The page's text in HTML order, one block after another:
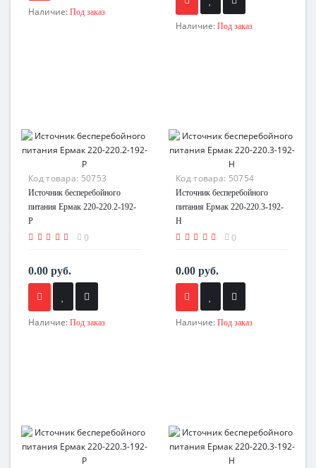
Наличие: Под заказ
Наличие: Под заказ
Код товара: 50753
Источник бесперебойного
питания Ермак 220-220.2-192-
Р
0
0.00 руб.
Наличие: Под заказ
Код товара: 50754
Источник бесперебойного
питания Ермак 220-220.3-192-
H
0
0.00 руб.
Наличие: Под заказ